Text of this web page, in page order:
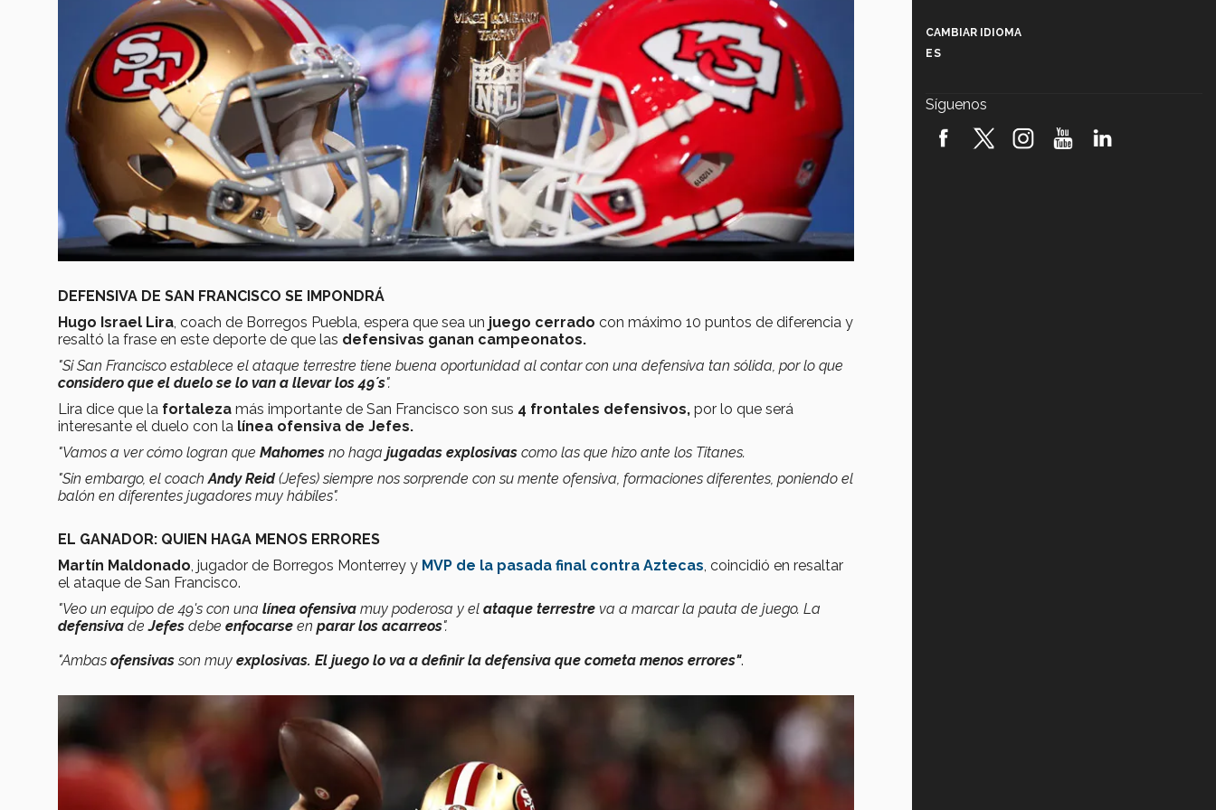
DEFENSIVA DE SAN FRANCISCO SE IMPONDRÁ
Hugo Israel Lira, coach de Borregos Puebla, espera que sea un juego cerrado con máximo 10 puntos de diferencia y
resaltó la frase en este deporte de que las defensivas ganan campeonatos.
"Si San Francisco establece el ataque terrestre tiene buena oportunidad al contar con una defensiva tan sólida, por lo que
considero que el duelo se lo van a llevar los 49´s".
Lira dice que la fortaleza más importante de San Francisco son sus 4 frontales defensivos, por lo que será
interesante el duelo con la línea ofensiva de Jefes.
"Vamos a ver cómo logran que Mahomes no haga jugadas explosivas como las que hizo ante los Titanes.
"Sin embargo, el coachAndy Reid(Jefes) siempre nos sorprende con su mente ofensiva, formaciones diferentes, poniendo el
balón en diferentes jugadores muy hábiles".
EL GANADOR: QUIEN HAGA MENOS ERRORES
Martín Maldonado, jugador de Borregos Monterrey y MVP de la pasada final contra Aztecas, coincidió en resaltar
el ataque de San Francisco.
"Veo un equipo de 49's con una línea ofensiva muy poderosa y el ataque terrestre va a marcar la pauta de juego. La
defensiva deJefes debe enfocarse en parar los acarreos".
"Ambas ofensivasson muy explosivas. El juego lo va a definir la defensiva que cometa menos errores".
robótica FIRST 2026! (video)
CAMBIAR IDIOMA
ES
Síguenos